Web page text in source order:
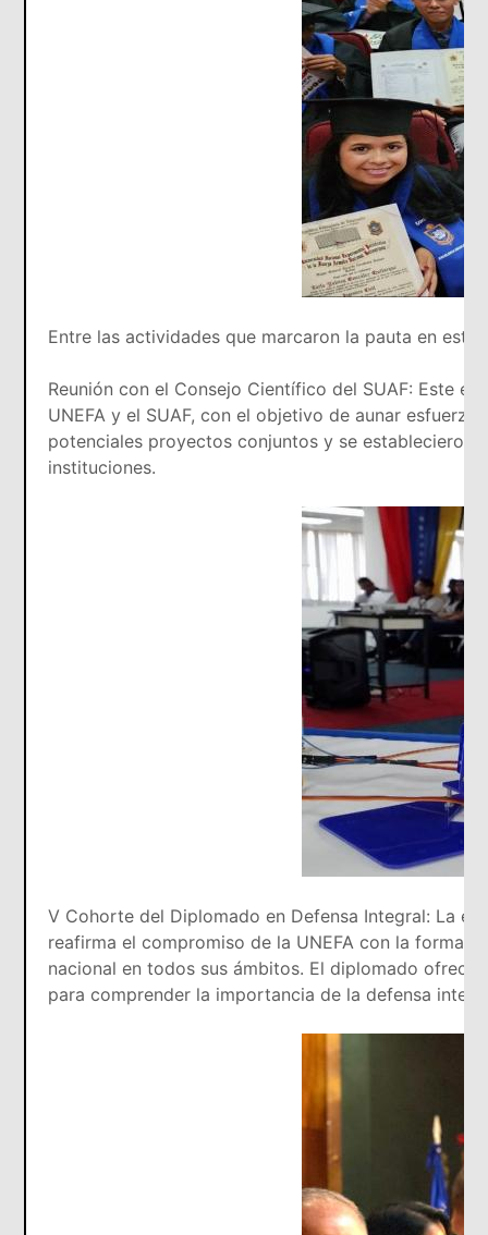
Entre las actividades que marcaron la pauta en
Reunión con el Consejo Científico del SUAF: Este
UNEFA y el SUAF, con el objetivo de aunar
potenciales proyectos conjuntos y se
instituciones.
V Cohorte del Diplomado en Defensa Integral: La
reafirma el compromiso de la UNEFA con la
nacional en todos sus ámbitos. El diplomado
para comprender la importancia de la defensa